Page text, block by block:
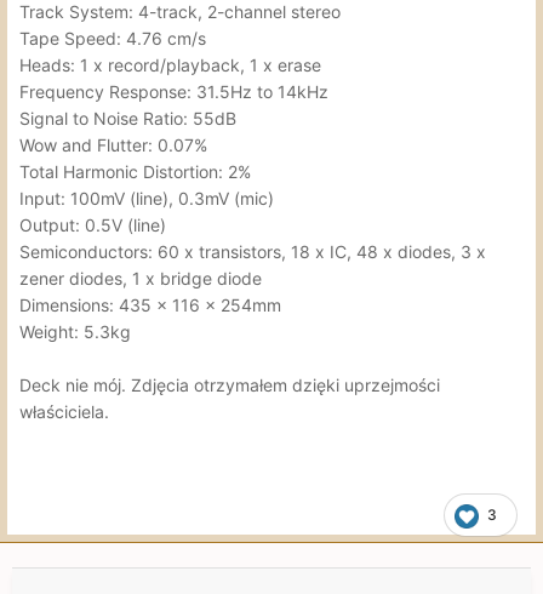
Track System: 4-track, 2-channel stereo
Tape Speed: 4.76 cm/s
Heads: 1 x record/playback, 1 x erase
Frequency Response: 31.5Hz to 14kHz
Signal to Noise Ratio: 55dB
Wow and Flutter: 0.07%
Total Harmonic Distortion: 2%
Input: 100mV (line), 0.3mV (mic)
Output: 0.5V (line)
Semiconductors: 60 x transistors, 18 x IC, 48 x diodes, 3 x
zener diodes, 1 x bridge diode
Dimensions: 435 x 116 x 254mm
Weight: 5.3kg
Deck nie mój. Zdjęcia otrzymałem dzięki uprzejmości
właściciela.
3